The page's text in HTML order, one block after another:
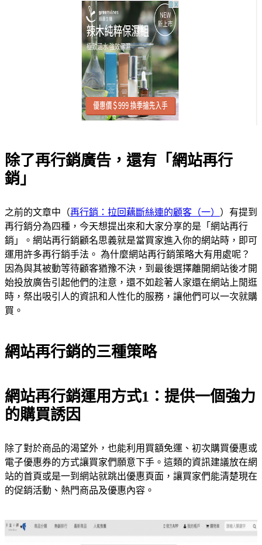
除了再行銷廣告，還有「網站再行
銷」
之前的文章中（再行銷：拉回藕斷絲連的顧客（一） ）有提到
再行銷分為四種，今天想提出來和大家分享的是「網站再行
銷」。網站再行銷顧名思義就是當買家進入你的網站時，即可
運用許多再行銷手法。 為什麼網站再行銷策略大有用處呢？
因為與其被動等待顧客猶豫不決，到最後選擇離開網站後才開
始投放廣告引起他們的注意，還不如趁著人家還在網站上閒逛
時，祭出吸引人的資訊和人性化的服務，讓他們可以一次就購
買。
網站再行銷的三種策略
網站再行銷運用方式1：提供一個強力
的購買誘因
除了對於商品的渴望外，也能利用買額免運、初次購買優惠或
電子優惠券的方式讓買家們願意下手。這類的資訊建議放在網
站的首頁或是一到網站就跳出優惠頁面，讓買家們能清楚現在
的促銷活動、熱門商品及優惠內容。